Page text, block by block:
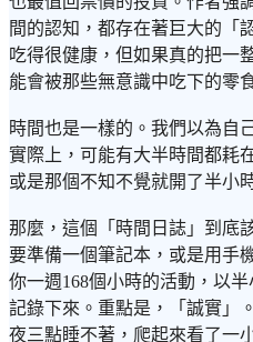
間的認知，都存在著巨大的「
吃得很健康，但如果真的把一
能會被那些無意識中吃下的零
時間也是一樣的。我們以為自
實際上，可能有大半時間都耗
或是那個不知不覺就開了半小
那麼，這個「時間日誌」到底
要準備一個筆記本，或是用手
你一週168個小時的活動，以
記錄下來。重點是，「誠實」
夜三點睡不著，爬起來看了一